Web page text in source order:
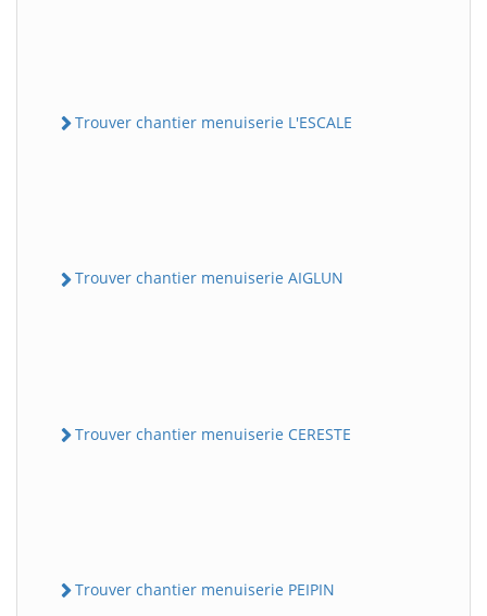
Trouver chantier menuiserie L'ESCALE
Trouver chantier menuiserie AIGLUN
Trouver chantier menuiserie CERESTE
Trouver chantier menuiserie PEIPIN